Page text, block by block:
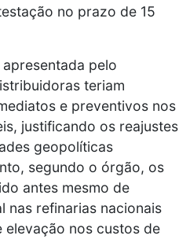
no prazo de 15
pelo
teriam
e preventivos nos
justificando os reajustes
geopolíticas
segundo o órgão, os
antes mesmo de
nas refinarias nacionais
nos custos de